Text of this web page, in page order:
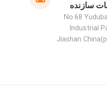
No.68
Industrial
Jiashan